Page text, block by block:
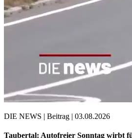
DIE NEWS | Beitrag | 03.08.2026
Taubertal: Autofreier Sonntag wirbt